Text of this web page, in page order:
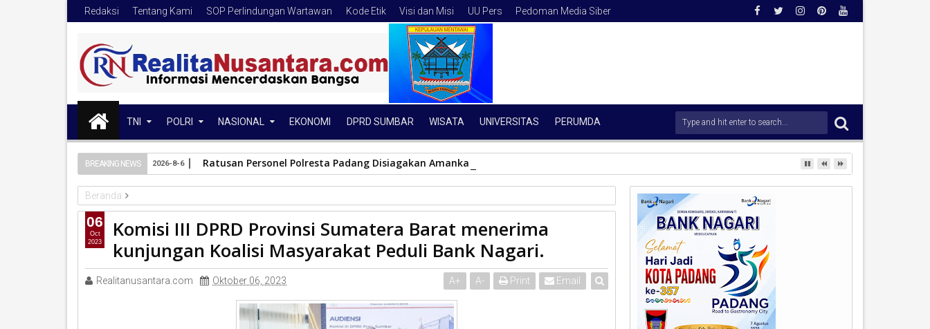
Redaksi Tentang Kami SOP Perlindungan Wartawan Kode Etik Visi dan Misi UU Pers Pedoman Media Siber
TNI POLRI NASIONAL EKONOMI DPRD SUMBAR WISATA UNIVERSITAS PERUMDA
BREAKING NEWS Ratusan Personel Polresta Padang Disiagakan Amankan Perayaan Hari Jadi Kota Padang di Kawasan Pantai Padang.
2026-8-6
Beranda
DPRD Sumbar
Komisi III DPRD Provinsi Sumatera Barat menerima kunjungan Koalisi Masyarakat Peduli Bank Nagari.
Komisi III DPRD Provinsi Sumatera Barat menerima
kunjungan Koalisi Masyarakat Peduli Bank Nagari.
Realitanusantara.com Oktober 06, 2023 A+ A- Print Email
06
Oct
2023